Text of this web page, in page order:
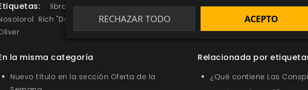
libro básico terror fantasmas espectros fantasia Mundo de
Rich "Deadguy" Dansky Bruce Baugh Jackie Cassada
la misma categoría
Nuevo título en la sección Oferta de la
Relacionada por
¿Qué contiene Las
RECHAZAR TODO ACEPTO